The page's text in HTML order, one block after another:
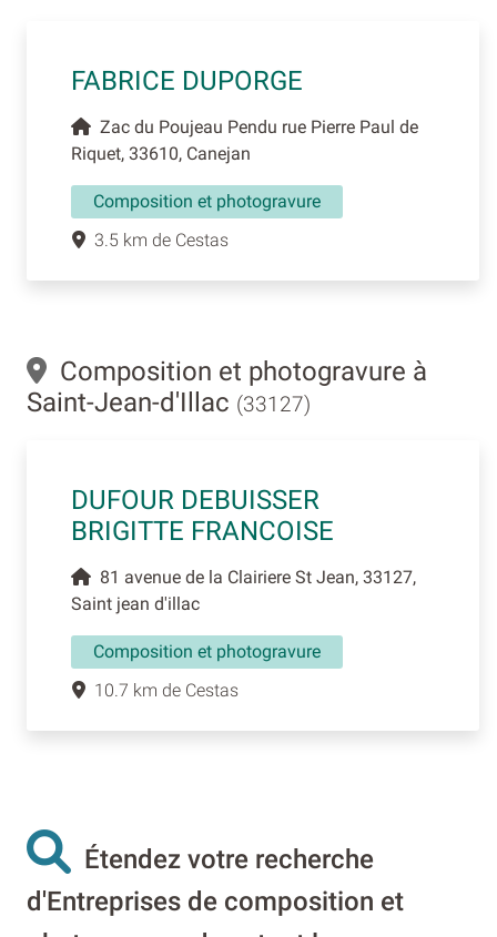
FABRICE DUPORGE
Zac du Poujeau Pendu rue Pierre Paul de
Riquet, 33610, Canejan
Composition et photogravure
3.5 km de Cestas
Composition et photogravure à
Saint-Jean-d'Illac (33127)
DUFOUR DEBUISSER
BRIGITTE FRANCOISE
81 avenue de la Clairiere St Jean, 33127,
Saint jean d'illac
Composition et photogravure
10.7 km de Cestas
Étendez votre recherche
d'Entreprises de composition et